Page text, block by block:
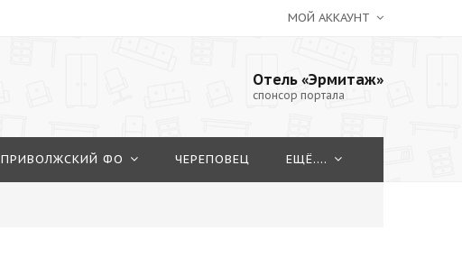
МОЙ АККАУНТ
Отель «Эрмитаж»
спонсор портала
ПРИВОЛЖСКИЙ ФО ЧЕРЕПОВЕЦ ЕЩЁ....